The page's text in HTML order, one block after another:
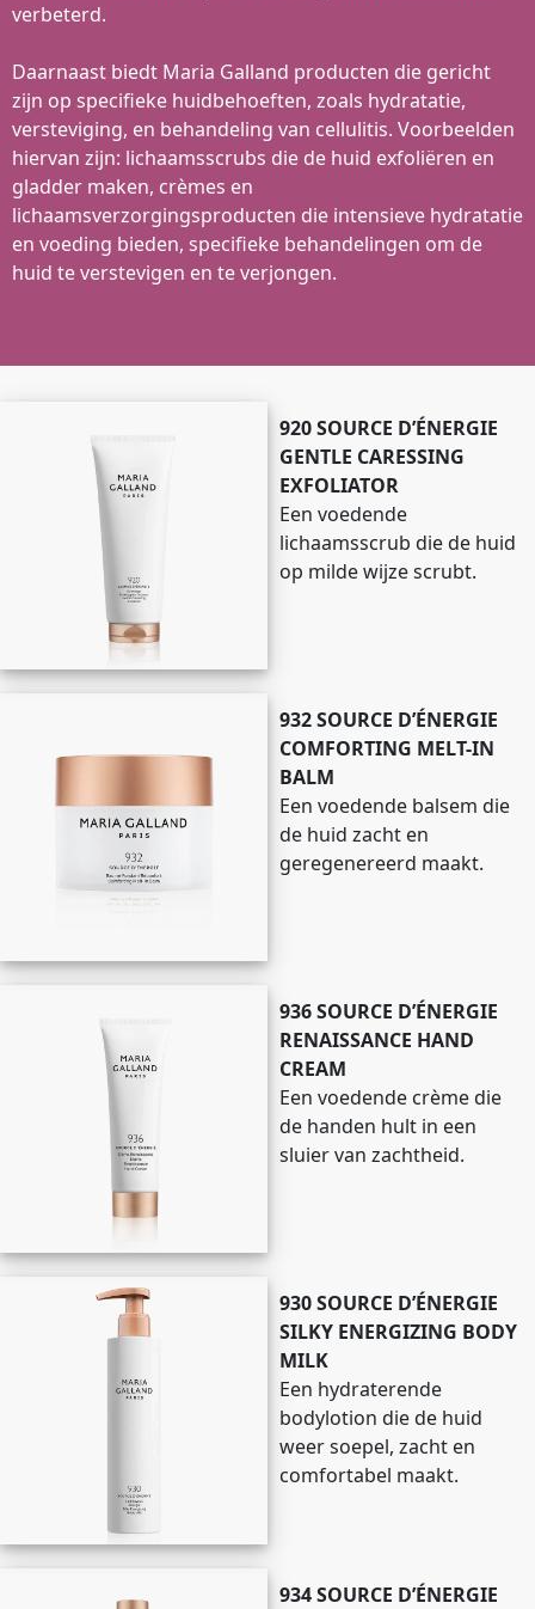
verbeterd.
Daarnaast biedt Maria Galland producten die gericht
zijn op specifieke huidbehoeften, zoals hydratatie,
versteviging, en behandeling van cellulitis. Voorbeelden
hiervan zijn: lichaamsscrubs die de huid exfoliëren en
gladder maken, crèmes en
lichaamsverzorgingsproducten die intensieve hydratatie
en voeding bieden, specifieke behandelingen om de
huid te verstevigen en te verjongen.
920 SOURCE D’ÉNERGIE
GENTLE CARESSING
EXFOLIATOR
Een voedende
lichaamsscrub die de huid
op milde wijze scrubt.
932 SOURCE D’ÉNERGIE
COMFORTING MELT-IN
BALM
Een voedende balsem die
de huid zacht en
geregenereerd maakt.
936 SOURCE D’ÉNERGIE
RENAISSANCE HAND
CREAM
Een voedende crème die
de handen hult in een
sluier van zachtheid.
930 SOURCE D’ÉNERGIE
SILKY ENERGIZING BODY
MILK
Een hydraterende
bodylotion die de huid
weer soepel, zacht en
comfortabel maakt.
934 SOURCE D’ÉNERGIE